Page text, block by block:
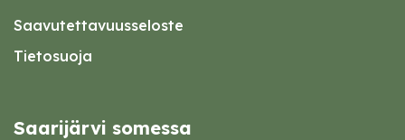
Saavutettavuusseloste
Tietosuoja
Saarijärvi somessa